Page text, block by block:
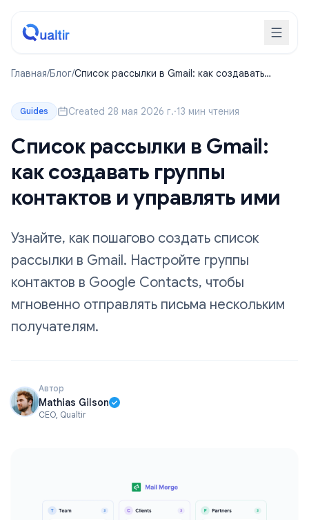
Главная/Блог/Список рассылки в Gmail: как создавать
Guides Created 28 мая 2026 г.·13 мин чтения
Список рассылки в Gmail:
как создавать группы
контактов и управлять ими
Узнайте, как пошагово создать список
рассылки в Gmail. Настройте группы
контактов в Google Contacts, чтобы
мгновенно отправлять письма нескольким
получателям.
Автор
Mathias Gilson
CEO, Qualtir